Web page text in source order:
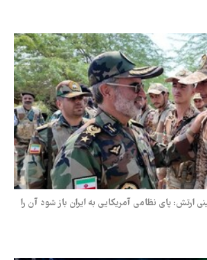
ارتش: پای نظامی آمریکایی به ایران باز شود آن را